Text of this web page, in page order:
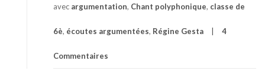
avec argumentation, Chant polyphonique, classe de
6è, écoutes argumentées, Régine Gesta 4
Commentaires